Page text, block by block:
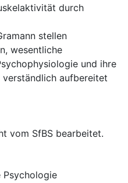
durch
stellen
wesentliche
und ihre
aufbereitet
vom SfBS bearbeitet.
Psychologie